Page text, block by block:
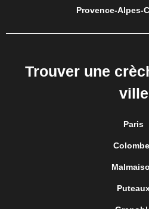
Provence-Alpes-
Trouver une
ville
Paris